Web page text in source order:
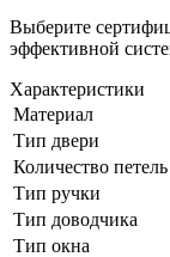
Выберите
эффективной
Характеристики
Материал
Тип двери
Количество петель
Тип ручки
Тип доводчика
Тип окна